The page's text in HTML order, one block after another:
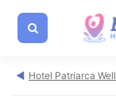
Hotel Patriarca